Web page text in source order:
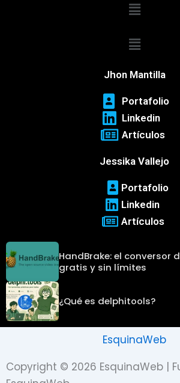
Menú
Menú
Jhon Mantilla
Portafolio
Linkedin
Artículos
Jessika Vallejo
Portafolio
Linkedin
Artículos
HandBrake: el conversor
gratis y sin límites
¿Qué es delphitools?
EsquinaWeb
Copyright © 2026 EsquinaWeb |